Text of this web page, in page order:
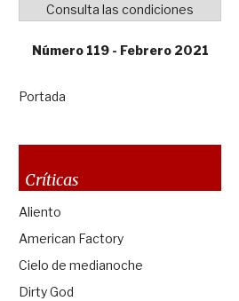
Consulta las condiciones
Número 119 - Febrero 2021
Portada
Críticas
Aliento
American Factory
Cielo de medianoche
Dirty God